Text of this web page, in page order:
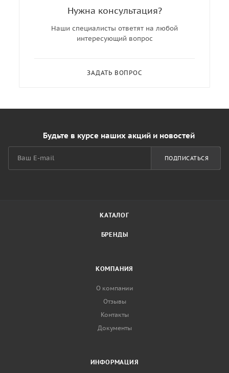
Нужна консультация?
Наши специалисты ответят на любой
интересующий вопрос
ЗАДАТЬ ВОПРОС
Будьте в курсе наших акций и новостей
ПОДПИСАТЬСЯ
КАТАЛОГ
БРЕНДЫ
КОМПАНИЯ
О компании
Отзывы
Контакты
Документы
ИНФОРМАЦИЯ